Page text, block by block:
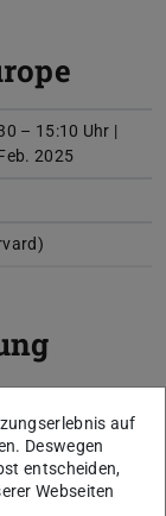
– 15:10 Uhr |
2025
auf
Deswegen
entscheiden,
Webseiten